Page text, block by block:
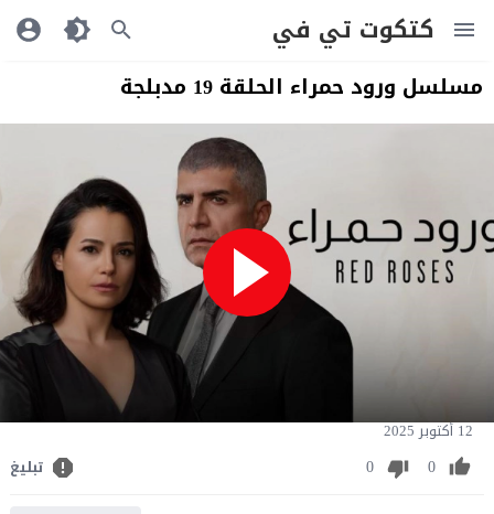
كتكوت تي في
مسلسل ورود حمراء الحلقة 19 مدبلجة
12 أكتوبر 2025
0
0 تبليغ